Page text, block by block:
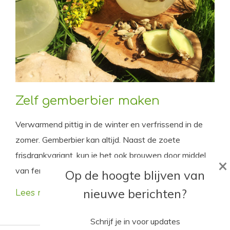
Zelf gemberbier maken
Verwarmend pittig in de winter en verfrissend in de
zomer. Gemberbier kan altijd. Naast de zoete
frisdrankvariant, kun je het ook brouwen door middel
van fermentatie. Dat blijkt erg leuk en lekker!
Lees meer
Op de hoogte blijven van
nieuwe berichten?
Schrijf je in voor updates
×